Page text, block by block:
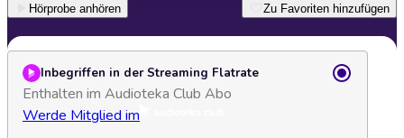
Hörprobe anhören Zu Favoriten hinzufügen
Inbegriffen in der Streaming Flatrate
Enthalten im Audioteka Club Abo
Werde Mitglied im